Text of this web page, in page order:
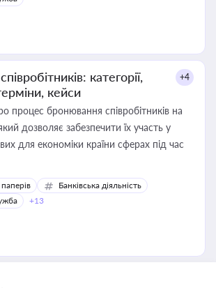
категорії,
кейси
+4
процес бронювання співробітників на
дозволяє забезпечити їх участь у
для економіки країни сферах під час
Банківська діяльність
+13